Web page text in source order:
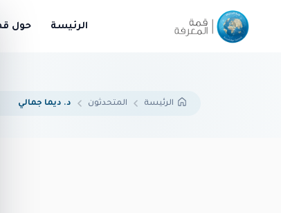
الرئيسة حول
الرئيسة المتحدثون د. ديما جمالي